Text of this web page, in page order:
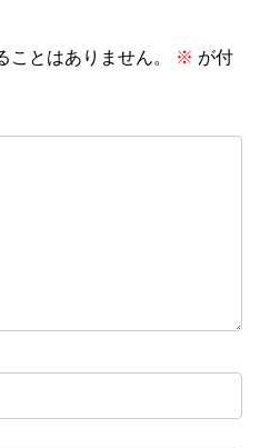
ことはありません。 ※ が付